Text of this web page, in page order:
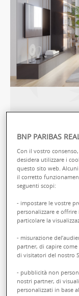
Ref: ITMAPA32E7WKK1
APPARTAMENTI IN
PAPA
L.go Giovanni
Vendita :
Annalisa
BNP PARIBAS
Con il vostro consenso,
desidera utilizzare i
questo sito web.
il corretto
seguenti scopi:
- impostare le vostre
personalizzare e
particolare la
- misurazione
partner, di capire
di visitatori del nostro
- pubblicità non
nostri partner, di
personalizzati in base